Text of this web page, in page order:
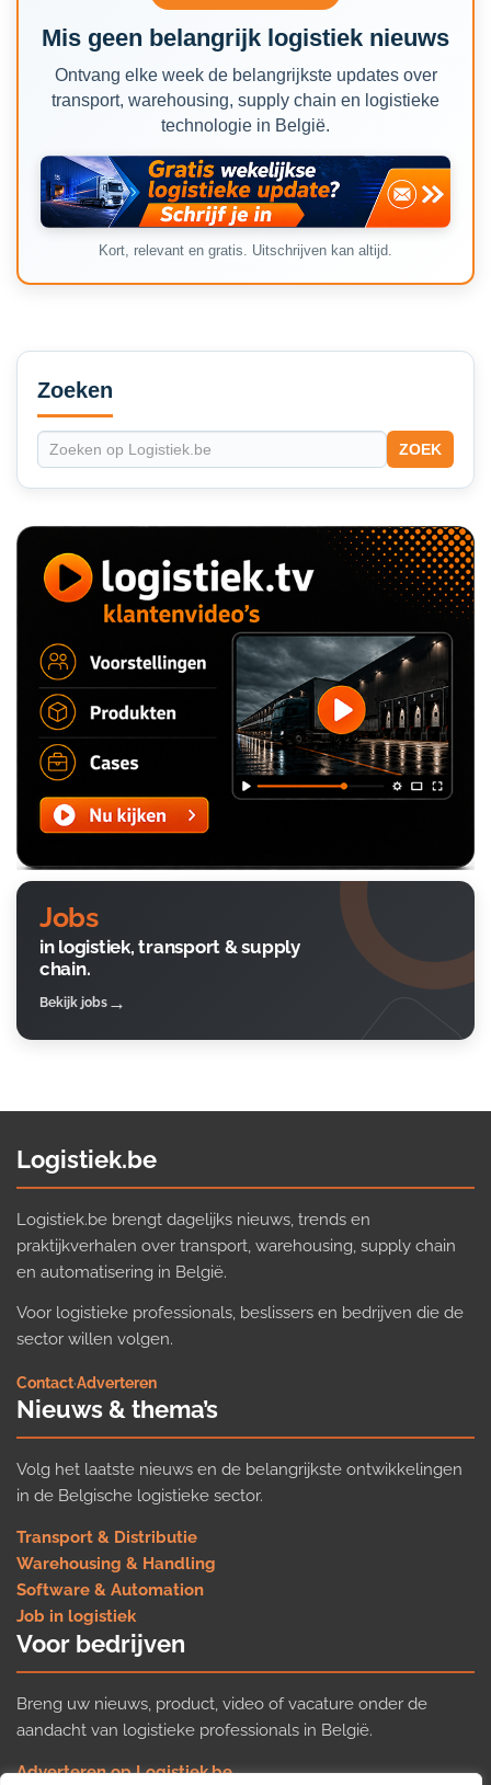
Mis geen belangrijk logistiek nieuws
Ontvang elke week de belangrijkste updates over
transport, warehousing, supply chain en logistieke
technologie in België.
Kort, relevant en gratis. Uitschrijven kan altijd.
Secondary
Sidebar
Zoeken
ZOEK
Jobs
in logistiek, transport & supply
chain.
Bekijk jobs
Logistiek.be
Logistiek.be brengt dagelijks nieuws, trends en
praktijkverhalen over transport, warehousing, supply chain
en automatisering in België.
Voor logistieke professionals, beslissers en bedrijven die de
sector willen volgen.
Contact·Adverteren
Nieuws & thema’s
Volg het laatste nieuws en de belangrijkste ontwikkelingen
in de Belgische logistieke sector.
Transport & Distributie
Warehousing & Handling
Software & Automation
Job in logistiek
Voor bedrijven
Breng uw nieuws, product, video of vacature onder de
aandacht van logistieke professionals in België.
Adverteren op Logistiek.be